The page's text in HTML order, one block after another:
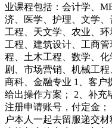
业课程包括：会计学、
济、医学、护理、文学
工程、天文学、农业、
工程、建筑设计、工商
程、土木工程、数学、
剧、市场营销、机械工程
商科、金融专业 1、客户
给出操作方案； 2、补充
注册申请账号，付定金
户本人一起去留服递交